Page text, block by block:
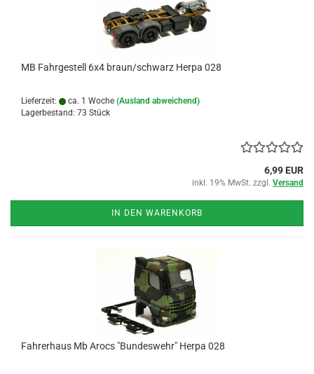
MB Fahrgestell 6x4 braun/schwarz Herpa 028
Lieferzeit: ca. 1 Woche (Ausland abweichend)
Lagerbestand: 73 Stück
6,99 EUR
inkl. 19% MwSt. zzgl. Versand
IN DEN WARENKORB
Fahrerhaus Mb Arocs "Bundeswehr" Herpa 028